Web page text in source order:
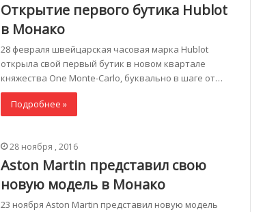
Открытие первого бутика Hublot
в Монако
28 февраля швейцарская часовая марка Hublot
открыла свой первый бутик в новом квартале
княжества One Monte-Carlo, буквально в шаге от…
Подробнее »
28 ноября , 2016
Aston Martin представил свою
новую модель в Монако
23 ноября Aston Martin представил новую модель